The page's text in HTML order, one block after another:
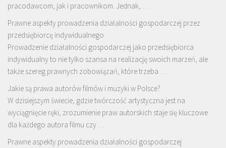
pracodawcom, jak i pracownikom. Jednak, …
Prawne aspekty prowadzenia działalności gospodarczej przez
przedsiębiorcę indywidualnego
Prowadzenie działalności gospodarczej jako przedsiębiorca
indywidualny to nie tylko szansa na realizację swoich marzeń, ale
także szereg prawnych zobowiązań, które trzeba …
Jakie są prawa autorów filmów i muzyki w Polsce?
W dzisiejszym świecie, gdzie twórczość artystyczna jest na
wyciągnięcie ręki, zrozumienie praw autorskich staje się kluczowe
dla każdego autora filmu czy …
Prawne aspekty prowadzenia działalności gospodarczej